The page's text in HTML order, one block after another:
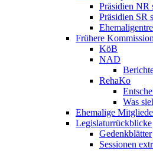
Präsidien NR
Präsidien SR
Frühere
KöB
NAD
RehaKo
Was
Ehemalige
Legislaturrückblicke
Gedenkblätter
Sessionen